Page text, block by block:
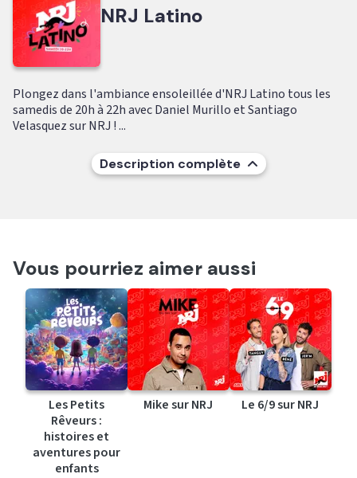
NRJ Latino
Plongez dans l'ambiance ensoleillée d'NRJ Latino tous les
samedis de 20h à 22h avec Daniel Murillo et Santiago
Velasquez sur NRJ ! ...
Description complète
Vous pourriez aimer aussi
Les Petits
Rêveurs :
histoires et
aventures pour
enfants
Mike sur NRJ Le 6/9 sur NRJ